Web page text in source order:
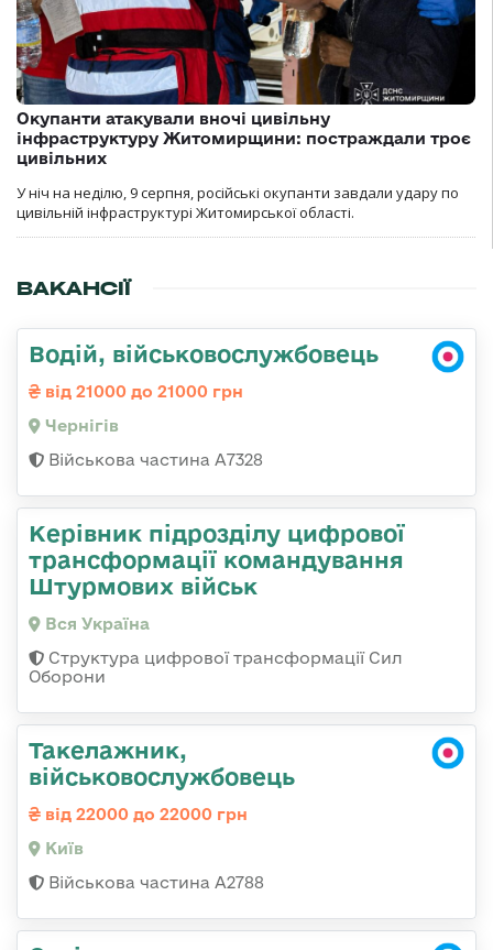
Окупанти атакували вночі цивільну
інфраструктуру Житомирщини: постраждали троє
цивільних
У ніч на неділю, 9 серпня, російські окупанти завдали удару по
цивільній інфраструктурі Житомирської області.
ВАКАНСІЇ
Водій, військовослужбовець
від 21000 до 21000 грн
Чернігів
Військова частина А7328
Керівник підрозділу цифрової
трансформації командування
Штурмових військ
Вся Україна
Структура цифрової трансформації Сил
Оборони
Такелажник,
військовослужбовець
від 22000 до 22000 грн
Київ
Військова частина А2788